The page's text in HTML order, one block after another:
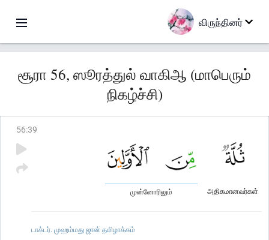
விருந்தினர்
சூரா 56, ஸூரத்துல் வாகிஆ (மாபெரும்
நிகழ்ச்சி)
56:39
அதிகமானவர்கள்
முன்னோரிலும்
டாக்டர். முஹம்மது ஜான் தமிழாக்கம்